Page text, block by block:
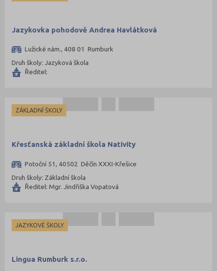
Jazykovka pohodově Andrea Havlátková
Lužické nám., 408 01 Rumburk
Druh školy: Jazyková škola
Ředitel:
ZÁKLADNÍ ŠKOLY
Křesťanská základní škola Nativity
Potoční 51, 40502 Děčín XXXI-Křešice
Druh školy: Základní škola
Ředitel: Mgr. Jindřiška Vopatová
JAZYKOVÉ ŠKOLY
Lingua Rumburk s.r.o.